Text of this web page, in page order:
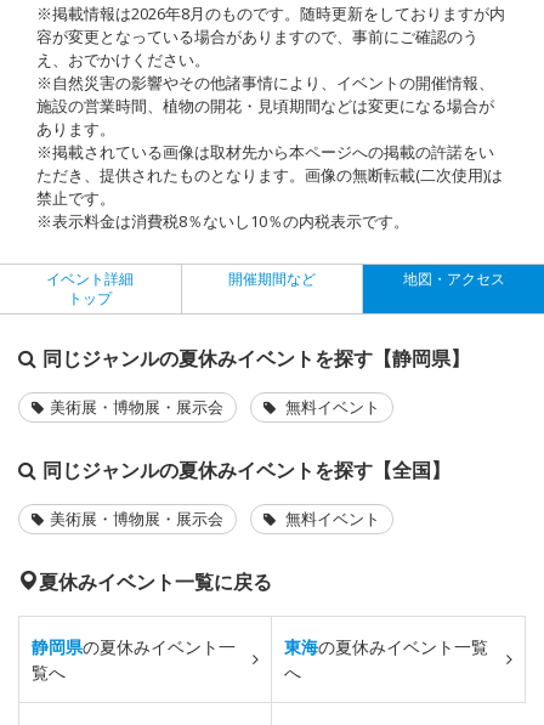
※掲載情報は2026年8月のものです。随時更新をしておりますが内
容が変更となっている場合がありますので、事前にご確認のう
え、おでかけください。
※自然災害の影響やその他諸事情により、イベントの開催情報、
施設の営業時間、植物の開花・見頃期間などは変更になる場合が
あります。
※掲載されている画像は取材先から本ページへの掲載の許諾をい
ただき、提供されたものとなります。画像の無断転載(二次使用)は
禁止です。
※表示料金は消費税8％ないし10％の内税表示です。
イベント詳細
トップ
開催期間など 地図・アクセス
同じジャンルの夏休みイベントを探す【静岡県】
美術展・博物展・展示会 無料イベント
同じジャンルの夏休みイベントを探す【全国】
美術展・博物展・展示会 無料イベント
夏休みイベント一覧に戻る
静岡県の夏休みイベント一
覧へ
東海の夏休みイベント一覧
へ